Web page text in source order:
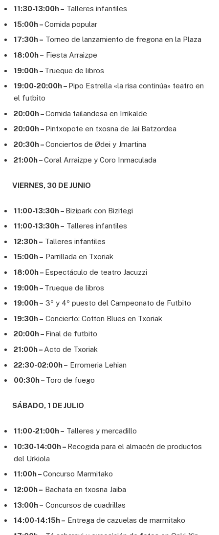
11:30-13:00h – Talleres infantiles
15:00h –Comida popular
17:30h – Torneo de lanzamiento de fregona en la Plaza
18:00h – Fiesta Arraizpe
19:00h – Trueque de libros
19:00-20:00h – Pipo Estrella «la risa continúa» teatro en
el futbito
20:00h –Comida tailandesa en Irrikalde
20:00h – Pintxopote en txosna de Jai Batzordea
20:30h –Conciertos de Ødei y Jmartina
21:00h –Coral Arraizpe y Coro Inmaculada
VIERNES, 30 DE JUNIO
11:00-13:30h – Bizipark con Bizitegi
11:00-13:30h – Talleres infantiles
12:30h – Talleres infantiles
15:00h – Parrillada en Txoriak
18:00h – Espectáculo de teatro Jacuzzi
19:00h – Trueque de libros
19:00h – 3º y 4º puesto del Campeonato de Futbito
19:30h – Concierto: Cotton Blues en Txoriak
20:00h – Final de futbito
21:00h – Acto de Txoriak
22:30-02:00h – Erromeria Lehian
00:30h – Toro de fuego
SÁBADO, 1 DE JULIO
11:00-21:00h – Talleres y mercadillo
10:30-14:00h – Recogida para el almacén de productos
del Urkiola
11:00h –Concurso Marmitako
12:00h – Bachata en txosna Jaiba
13:00h – Concursos de cuadrillas
14:00-14:15h – Entrega de cazuelas de marmitako